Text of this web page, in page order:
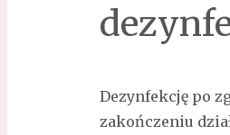
Dezynfekcję po
zakończeniu